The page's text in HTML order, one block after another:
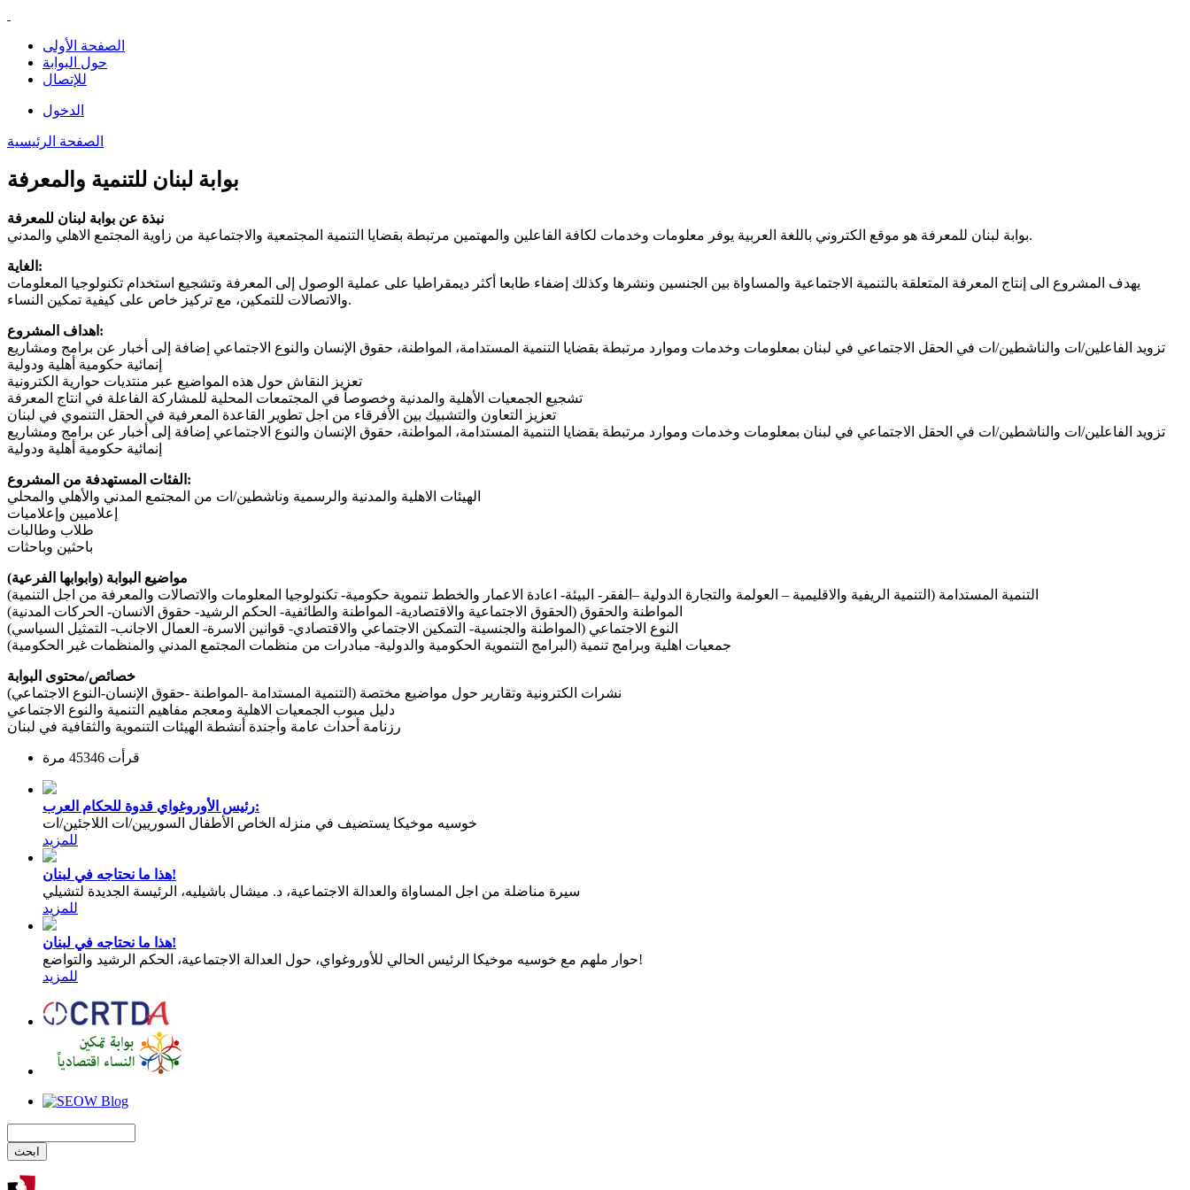
الصفحة الأولى
حول البوابة
للإتصال
الدخول
الصفحة الرئيسية
بوابة لبنان للتنمية والمعرفة
نبذة عن بوابة لبنان للمعرفة
بوابة لبنان للمعرفة هو موقع الكتروني باللغة العربية يوفر معلومات وخدمات لكافة الفاعلين والمهتمين مرتبطة بقضايا التنمية المجتمعية والاجتماعية من زاوية المجتمع الاهلي والمدني.
الغاية:
يهدف المشروع الى إنتاج المعرفة المتعلقة بالتنمية الاجتماعية والمساواة بين الجنسين ونشرها وكذلك إضفاء طابعا أكثر ديمقراطيا على عملية الوصول إلى المعرفة وتشجيع استخدام تكنولوجيا المعلومات
والاتصالات للتمكين، مع تركيز خاص على كيفية تمكين النساء.
اهداف المشروع:
تزويد الفاعلين/ات والناشطين/ات في الحقل الاجتماعي في لبنان بمعلومات وخدمات وموارد مرتبطة بقضايا التنمية المستدامة، المواطنة، حقوق الإنسان والنوع الاجتماعي إضافة إلى أخبار عن برامج ومشاريع
إنمائية حكومية أهلية ودولية
تعزيز النقاش حول هذه المواضيع عبر منتديات حوارية الكترونية
تشجيع الجمعيات الأهلية والمدنية وخصوصاً في المجتمعات المحلية للمشاركة الفاعلة في انتاج المعرفة
تعزيز التعاون والتشبيك بين الأفرقاء من اجل تطوير القاعدة المعرفية في الحقل التنموي في لبنان
تزويد الفاعلين/ات والناشطين/ات في الحقل الاجتماعي في لبنان بمعلومات وخدمات وموارد مرتبطة بقضايا التنمية المستدامة، المواطنة، حقوق الإنسان والنوع الاجتماعي إضافة إلى أخبار عن برامج ومشاريع
إنمائية حكومية أهلية ودولية
الفئات المستهدفة من المشروع:
الهيئات الاهلية والمدنية والرسمية وناشطين/ات من المجتمع المدني والأهلي والمحلي
إعلاميين وإعلاميات
طلاب وطالبات
باحثين وباحثات
مواضيع البوابة (وابوابها الفرعية)
التنمية المستدامة (التنمية الريفية والاقليمية – العولمة والتجارة الدولية –الفقر- البيئة- اعادة الاعمار والخطط تنموية حكومية- تكنولوجيا المعلومات والاتصالات والمعرفة من اجل التنمية)
المواطنة والحقوق (الحقوق الاجتماعية والاقتصادية- المواطنة والطائفية- الحكم الرشيد- حقوق الانسان- الحركات المدنية)
النوع الاجتماعي (المواطنة والجنسية- التمكين الاجتماعي والاقتصادي- قوانين الاسرة- العمال الاجانب- التمثيل السياسي)
جمعيات اهلية وبرامج تنمية (البرامج التنموية الحكومية والدولية- مبادرات من منظمات المجتمع المدني والمنظمات غير الحكومية)
خصائص/محتوى البوابة
نشرات الكترونية وتقارير حول مواضيع مختصة (التنمية المستدامة -المواطنة -حقوق الإنسان-النوع الاجتماعي)
دليل مبوب الجمعيات الاهلية ومعجم مفاهيم التنمية والنوع الاجتماعي
رزنامة أحداث عامة وأجندة أنشطة الهيئات التنموية والثقافية في لبنان
قرأت 45346 مرة
رئيس الأوروغواي قدوة للحكام العرب:
خوسيه موخيكا يستضيف في منزله الخاص الأطفال السوريين/ات اللاجئين/ات
للمزيد
هذا ما نحتاجه في لبنان!
سيرة مناضلة من اجل المساواة والعدالة الاجتماعية، د. ميشال باشيليه، الرئيسة الجديدة لتشيلي
للمزيد
هذا ما نحتاجه في لبنان!
حوار ملهم مع خوسيه موخيكا الرئيس الحالي للأوروغواي، حول العدالة الاجتماعية، الحكم الرشيد والتواضع!
للمزيد